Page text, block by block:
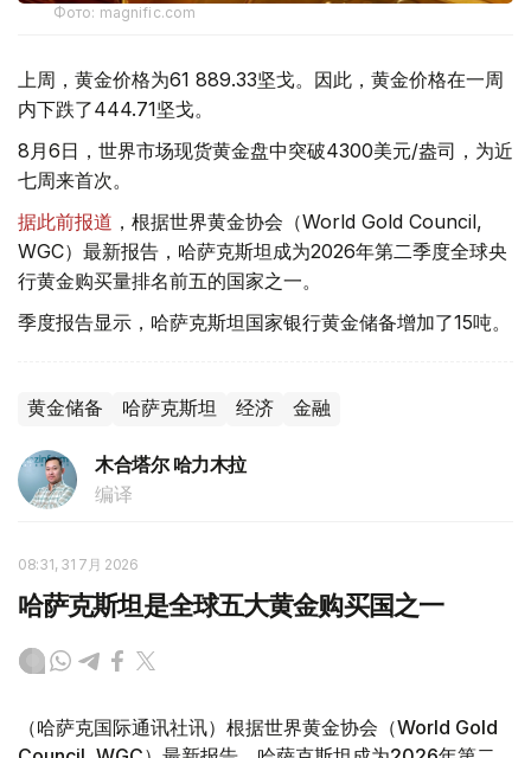
Фото: magnific.com
上周，黄金价格为61 889.33坚戈。因此，黄金价格在一周
内下跌了444.71坚戈。
8月6日，世界市场现货黄金盘中突破4300美元/盎司，为近
七周来首次。
据此前报道 ，根据世界黄金协会（World Gold Council,
WGC）最新报告，哈萨克斯坦成为2026年第二季度全球央
行黄金购买量排名前五的国家之一。
季度报告显示，哈萨克斯坦国家银行黄金储备增加了15吨。
黄金储备 哈萨克斯坦 经济 金融
木合塔尔 哈力木拉
编译
08:31, 31 7月 2026
哈萨克斯坦是全球五大黄金购买国之一
（哈萨克国际通讯社讯）根据世界黄金协会（World Gold